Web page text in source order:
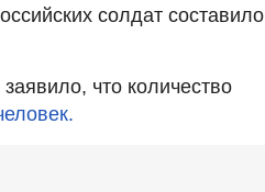
солдат составило
что количество